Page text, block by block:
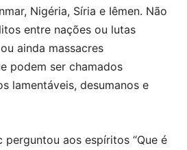
Nigéria, Síria e Iêmen. Não
entre nações ou lutas
ainda massacres
podem ser chamados
lamentáveis, desumanos e
perguntou aos espíritos “Que é